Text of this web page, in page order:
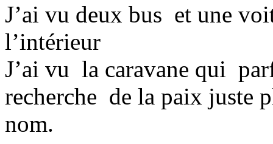
J’ai vu deux bus et une
l’intérieur
J’ai vu la caravane qui
recherche de la paix juste
nom.